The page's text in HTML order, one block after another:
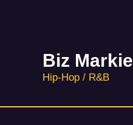
Biz Markie
Hip-Hop / R&B